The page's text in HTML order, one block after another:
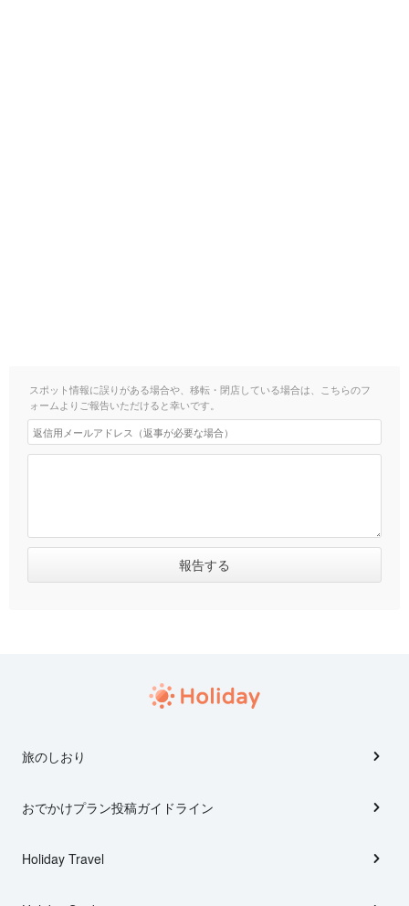
スポット情報に誤りがある場合や、移転・閉店している場合は、こちらのフ
ォームよりご報告いただけると幸いです。
旅のしおり
おでかけプラン投稿ガイドライン
Holiday Travel